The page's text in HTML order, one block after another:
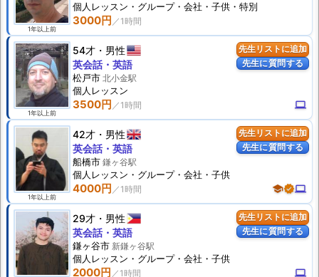
1年以上前
3000円
個人 レッスン ・グループ・会社・子供・特別
先生リストに追加
先生に質問する
1年以上前
54才 男性
3500円 computer
英会話・英語
松戸市 北小金駅
個人 レッスン
先生リストに追加
先生に質問する
1年以上前
42才 男性
4000円 schoolverifiedcomputer
英会話・英語
船橋市 鎌ヶ谷駅
個人 レッスン ・グループ・会社・子供
先生リストに追加
先生に質問する
29才 男性
2000円 computer
英会話・英語
鎌ヶ谷市 新鎌ヶ谷駅
個人 レッスン ・グループ・会社・子供